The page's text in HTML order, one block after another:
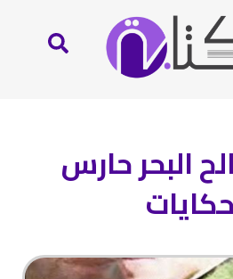
البحر حارس